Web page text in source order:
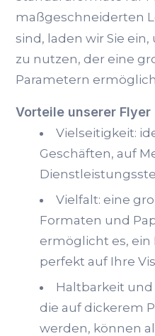
maßgeschneiderten
sind, laden wir Sie ein,
zu nutzen, der eine
Parametern
Vorteile unserer Flyer
Vielseitigkeit:
Geschäften, auf
Vielfalt: eine
Formaten und
ermöglicht es, ein
perfekt auf Ihre
Haltbarkeit und
die auf dickerem
werden, können